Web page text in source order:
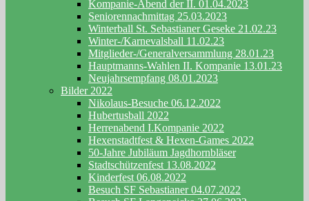
Kompanie-Abend der II. 01.04.2023
Seniorennachmittag 25.03.2023
Winterball St. Sebastianer Geseke 21.02.23
Winter-/Karnevalsball 11.02.23
Mitglieder-/Generalversammlung 28.01.23
Hauptmanns-Wahlen II. Kompanie 13.01.23
Neujahrsempfang 08.01.2023
Bilder 2022
Nikolaus-Besuche 06.12.2022
Hubertusball 2022
Herrenabend I.Kompanie 2022
Hexenstadtfest & Hexen-Games 2022
50-Jahre Jubiläum Jagdhornbläser
Stadtschützenfest 13.08.2022
Kinderfest 06.08.2022
Besuch SF Sebastianer 04.07.2022